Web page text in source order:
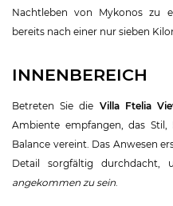
Nachtleben von Mykonos zu
bereits nach einer nur sieben
INNENBEREICH
Betreten Sie die Villa Ftelia
Ambiente empfangen, das
Balance vereint. Das Anwesen
Detail sorgfältig durchdacht,
angekommen zu sein